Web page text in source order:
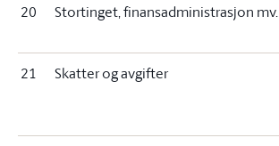
20 Stortinget, finansadministrasjon mv.
21 Skatter og avgifter